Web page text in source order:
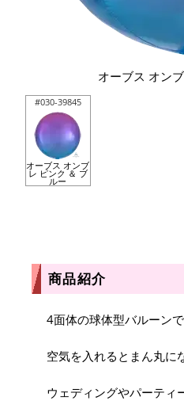
オーブス オン
#030-39845
オーブス オンブ
レ ピンク ＆ ブ
ルー
商品紹介
4面体の球体型バルーンで
空気を入れるとまん丸に
ウェディングやパーティ